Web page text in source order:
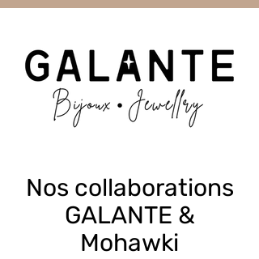
Nos collaborations
GALANTE &
Mohawki